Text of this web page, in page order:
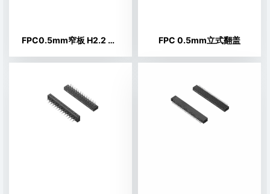
FPC0.5mm窄板 H2.2 翻盖 51P 镀金连接器 FPC 0.5mm立式翻盖